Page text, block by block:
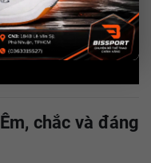
chắc và đáng